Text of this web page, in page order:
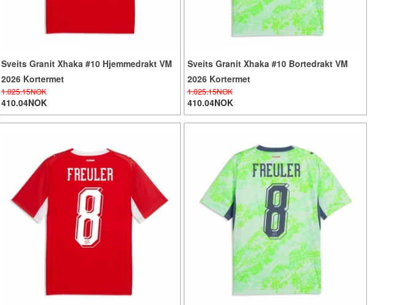
Sveits Granit Xhaka #10 Hjemmedrakt VM
2026 Kortermet
1.025.15NOK
410.04NOK
Sveits Granit Xhaka #10 Bortedrakt VM
2026 Kortermet
1.025.15NOK
410.04NOK